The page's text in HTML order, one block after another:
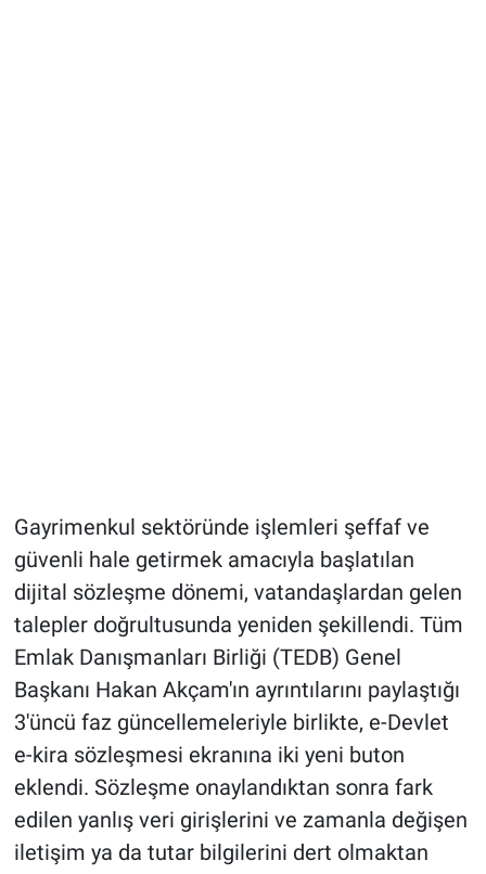
Gayrimenkul sektöründe işlemleri şeffaf ve
güvenli hale getirmek amacıyla başlatılan
dijital sözleşme dönemi, vatandaşlardan gelen
talepler doğrultusunda yeniden şekillendi. Tüm
Emlak Danışmanları Birliği (TEDB) Genel
Başkanı Hakan Akçam'ın ayrıntılarını paylaştığı
3'üncü faz güncellemeleriyle birlikte, e-Devlet
e-kira sözleşmesi ekranına iki yeni buton
eklendi. Sözleşme onaylandıktan sonra fark
edilen yanlış veri girişlerini ve zamanla değişen
iletişim ya da tutar bilgilerini dert olmaktan